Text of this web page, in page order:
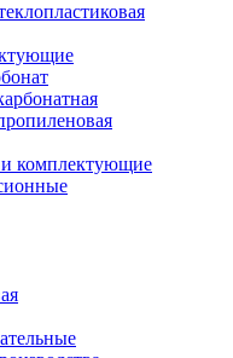
комплектующие